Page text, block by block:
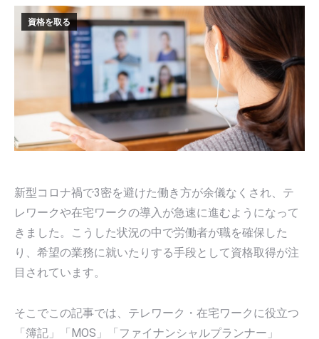
資格を取る
新型コロナ禍で3密を避けた働き方が余儀なくされ、テ
レワークや在宅ワークの導入が急速に進むようになって
きました。こうした状況の中で労働者が職を確保した
り、希望の業務に就いたりする手段として資格取得が注
目されています。
そこでこの記事では、テレワーク・在宅ワークに役立つ
「簿記」「MOS」「ファイナンシャルプランナー」